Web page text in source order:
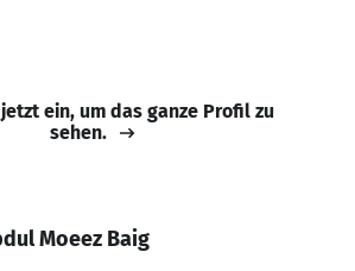
ein, um das ganze Profil zu
sehen.
Moeez Baig